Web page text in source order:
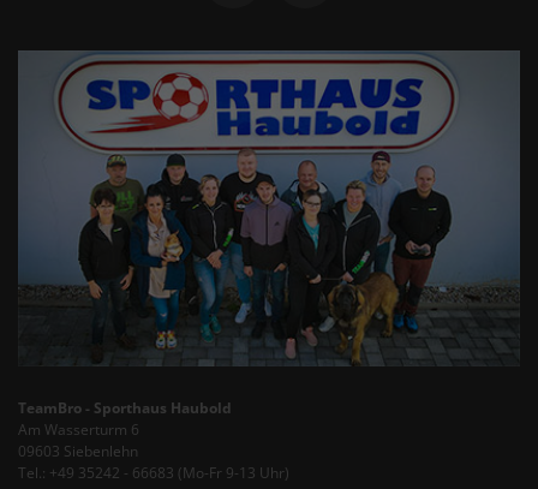
TeamBro - Sporthaus Haubold
Am Wasserturm 6
09603 Siebenlehn
Tel.: +49 35242 - 66683 (Mo-Fr 9-13 Uhr)